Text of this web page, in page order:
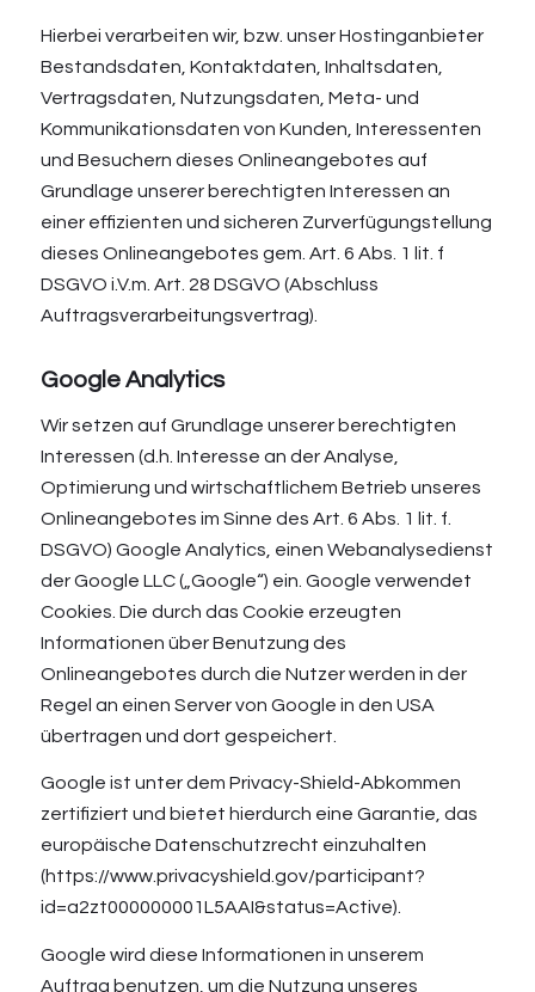
Hierbei verarbeiten wir, bzw. unser Hostinganbieter
Bestandsdaten, Kontaktdaten, Inhaltsdaten,
Vertragsdaten, Nutzungsdaten, Meta- und
Kommunikationsdaten von Kunden, Interessenten
und Besuchern dieses Onlineangebotes auf
Grundlage unserer berechtigten Interessen an
einer effizienten und sicheren Zurverfügungstellung
dieses Onlineangebotes gem. Art. 6 Abs. 1 lit. f
DSGVO i.V.m. Art. 28 DSGVO (Abschluss
Auftragsverarbeitungsvertrag).
Google Analytics
Wir setzen auf Grundlage unserer berechtigten
Interessen (d.h. Interesse an der Analyse,
Optimierung und wirtschaftlichem Betrieb unseres
Onlineangebotes im Sinne des Art. 6 Abs. 1 lit. f.
DSGVO) Google Analytics, einen Webanalysedienst
der Google LLC („Google“) ein. Google verwendet
Cookies. Die durch das Cookie erzeugten
Informationen über Benutzung des
Onlineangebotes durch die Nutzer werden in der
Regel an einen Server von Google in den USA
übertragen und dort gespeichert.
Google ist unter dem Privacy-Shield-Abkommen
zertifiziert und bietet hierdurch eine Garantie, das
europäische Datenschutzrecht einzuhalten
(https://www.privacyshield.gov/participant?
id=a2zt000000001L5AAI&status=Active).
Google wird diese Informationen in unserem
Auftrag benutzen, um die Nutzung unseres